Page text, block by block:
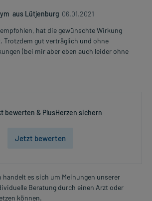
aus Lütjenburg 06.01.2021
hat die gewünschte Wirkung
Trotzdem gut verträglich und ohne
(bei mir aber eben auch leider ohne
bewerten & PlusHerzen sichern
Jetzt bewerten
handelt es sich um Meinungen unserer
Beratung durch einen Arzt oder
können.